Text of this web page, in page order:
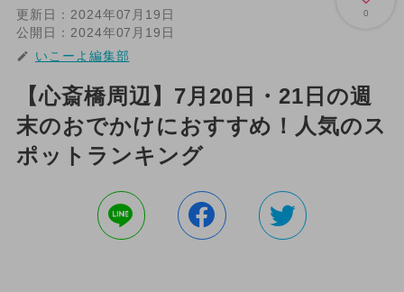
0
更新日： 2024年07月19日
公開日： 2024年07月19日
いこーよ編集部
【心斎橋周辺】7月20日・21日の週
末のおでかけにおすすめ！人気のス
ポットランキング